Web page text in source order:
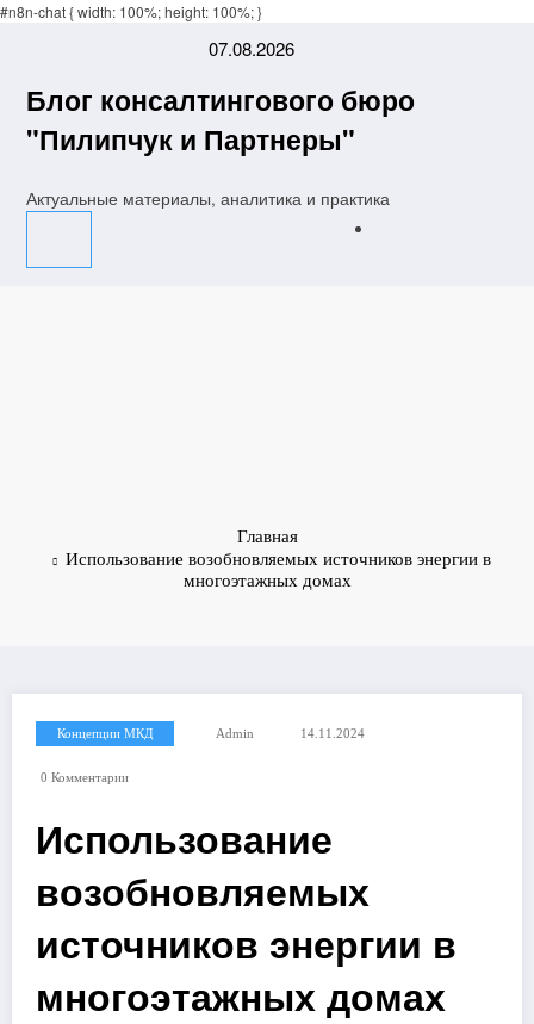
Padişahbetonline casinosonline casinos
#n8n-chat { width: 100%; height: 100%; }
07.08.2026
Блог консалтингового бюро
"Пилипчук и Партнеры"
Актуальные материалы, аналитика и практика
Главная
Использование возобновляемых источников энергии в
многоэтажных домах
Концепции МКД Admin 14.11.2024
0 Комментарии
Использование
возобновляемых
источников энергии в
многоэтажных домах